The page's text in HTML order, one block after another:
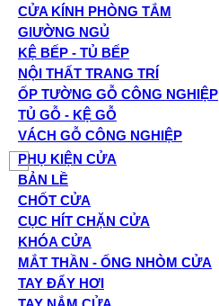
CỬA KÍNH PHÒNG TẮM
GIƯỜNG NGỦ
KỆ BẾP - TỦ BẾP
NỘI THẤT TRANG TRÍ
ỐP TƯỜNG GỖ CÔNG NGHIỆP
TỦ GỖ - KỆ GỖ
VÁCH GỖ CÔNG NGHIỆP
PHỤ KIỆN CỬA
BẢN LỀ
CHỐT CỬA
CỤC HÍT CHẶN CỬA
KHÓA CỬA
MẮT THẦN - ỐNG NHÒM CỬA
TAY ĐẨY HƠI